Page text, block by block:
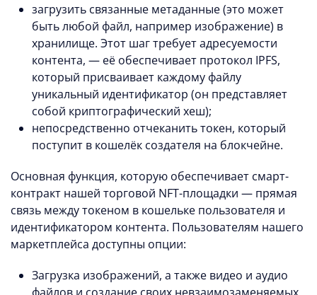
загрузить связанные метаданные (это может
быть любой файл, например изображение) в
хранилище. Этот шаг требует адресуемости
контента, — её обеспечивает протокол IPFS,
который присваивает каждому файлу
уникальный идентификатор (он представляет
собой криптографический хеш);
непосредственно отчеканить токен, который
поступит в кошелёк создателя на блокчейне.
Основная функция, которую обеспечивает смарт-
контракт нашей торговой NFT-площадки — прямая
связь между токеном в кошельке пользователя и
идентификатором контента. Пользователям нашего
маркетплейса доступны опции:
Загрузка изображений, а также видео и аудио